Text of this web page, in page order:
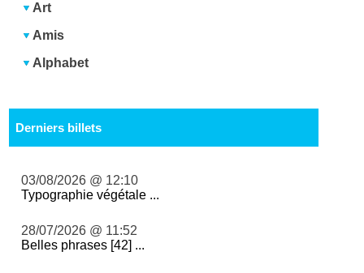
Art
Amis
Alphabet
Derniers billets
03/08/2026 @ 12:10
Typographie végétale ...
28/07/2026 @ 11:52
Belles phrases [42] ...